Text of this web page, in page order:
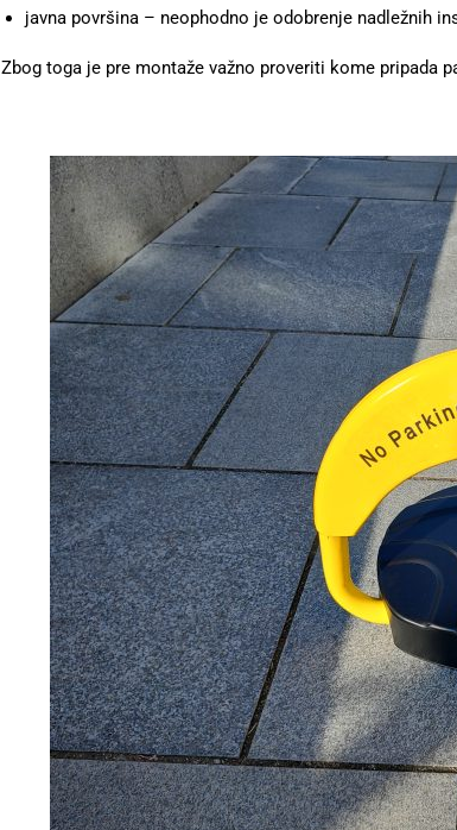
javna površina – neophodno je odobrenje nadležnih
Zbog toga je pre montaže važno proveriti kome pripada